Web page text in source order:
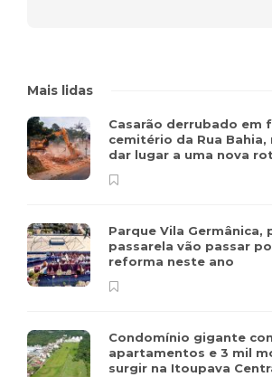
Mais lidas
Casarão derrubado em
cemitério da Rua Bahia,
dar lugar a uma nova
Parque Vila Germânica,
passarela vão passar
reforma neste ano
Condomínio gigante
apartamentos e 3 mil
surgir na Itoupava